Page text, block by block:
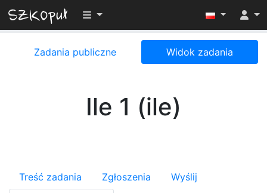
Przełącz widoczność menu
Zadania publiczne Widok zadania
Ile 1 (ile)
Treść zadania Zgłoszenia Wyślij